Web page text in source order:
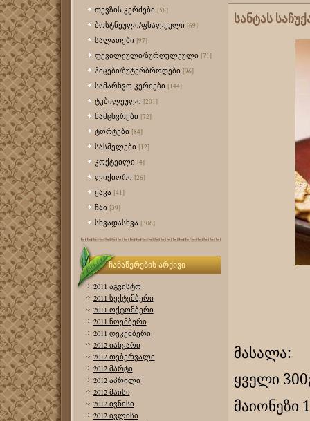
თევზის კერძები [58]
ბოსტნეული/ფხალეული [69]
სალათები [97]
ფქვილეული/ბურღულეული [71]
პიცები/ბუტერბროდები [96]
სამარხვო კერძები [144]
ტკბილეული [201]
ნამცხვრები [72]
ტორტები [84]
სასმელები [12]
კოქტეილი [4]
ლიქიორი [26]
ყავა [41]
ჩაი [39]
სხვადასხვა [306]
ჩანაწერების არქივი
2011 აგვისტო
2011 სექტემბერი
2011 ოქტომბერი
2011 ნოემბერი
2011 დეკემბერი
2012 იანვარი
2012 თებერვალი
2012 მარტი
2012 აპრილი
2012 მაისი
2012 ივნისი
2012 ივლისი
სანტას
მასალა:
ყველი
მაიონეზი